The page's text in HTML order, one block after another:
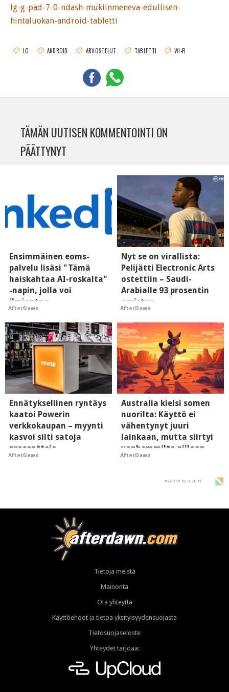
lg-g-pad-7-0-ndash-mukiinmeneva-edullisen-
hintaluokan-android-tabletti
LG ANDROID ARVOSTELUT TABLETTI WI-FI
TÄMÄN UUTISEN KOMMENTOINTI ON
PÄÄTTYNYT
Ensimmäinen eoms-
palvelu lisäsi "Tämä
haiskahtaa AI-roskalta"
-napin, jolla voi
ilmiantaa
tekoälytauhkan
AfterDawn
Nyt se on virallista:
Pelijätti Electronic Arts
ostettiin – Saudi-
Arabialle 93 prosentin
omistus
AfterDawn
Ennätyksellinen ryntäys
kaatoi Powerin
verkkokaupan – myynti
kasvoi silti satoja
prosentteja
AfterDawn
Australia kielsi somen
nuorilta: Käyttö ei
vähentynyt juuri
lainkaan, mutta siirtyi
vanhemmilta piiloon
AfterDawn
Powered by HIGH.FI
Tietoja meistä
Mainonta
Ota yhteyttä
Käyttöehdot ja tietoa yksityisyydensuojasta
Tietosuojaseloste
Yhteydet tarjoaa: